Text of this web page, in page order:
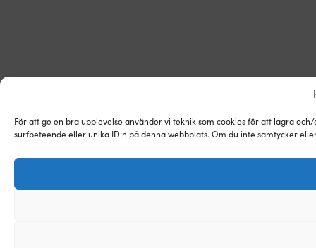
För att ge en bra upplevelse använder vi teknik som cookies för att lagra
surfbeteende eller unika ID:n på denna webbplats. Om du inte samtycker